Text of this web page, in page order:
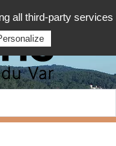
all third-party services